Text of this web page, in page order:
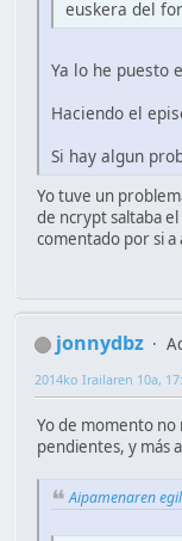
euskera del
Ya lo he puesto
Haciendo el
Si hay algun
Yo tuve un
de ncrypt saltaba
comentado por si a
jonnydbz
2014ko Irailaren 10a,
Yo de momento no
pendientes, y más
Aipamenaren